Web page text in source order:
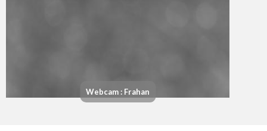
Webcam : Frahan